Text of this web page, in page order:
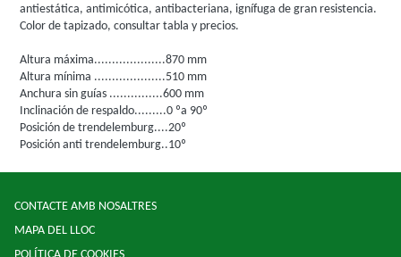
antiestática, antimicótica, antibacteriana, ignífuga de gran resistencia.
Color de tapizado, consultar tabla y precios.
Altura máxima....................870 mm
Altura mínima ....................510 mm
Anchura sin guías ...............600 mm
Inclinación de respaldo.........0 ºa 90º
Posición de trendelemburg....20º
Posición anti trendelemburg..10º
CONTACTE AMB NOSALTRES
MAPA DEL LLOC